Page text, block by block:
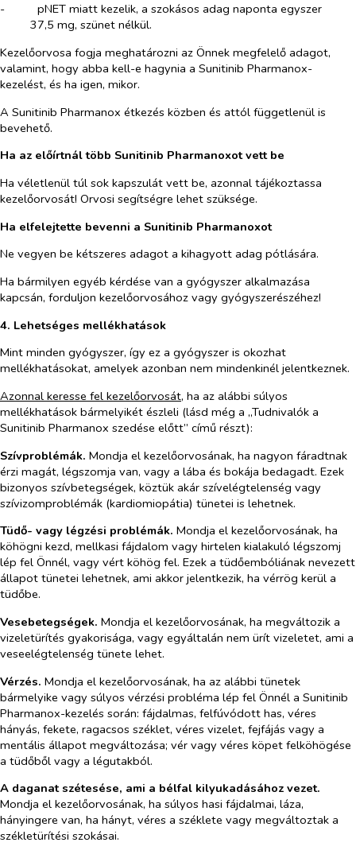
-​
pNET miatt kezelik, a szokásos adag naponta egyszer
37,5 mg, szünet nélkül.
Kezelőorvosa fogja meghatározni az Önnek megfelelő adagot,
valamint, hogy abba kell-e hagynia a Sunitinib Pharmanox-
kezelést, és ha igen, mikor.
A Sunitinib Pharmanox étkezés közben és attól függetlenül is
bevehető.
Ha az előírtnál több Sunitinib Pharmanoxot vett be
Ha véletlenül túl sok kapszulát vett be, azonnal tájékoztassa
kezelőorvosát! Orvosi segítségre lehet szüksége.
Ha elfelejtette bevenni a Sunitinib Pharmanoxot
Ne vegyen be kétszeres adagot a kihagyott adag pótlására.
Ha bármilyen egyéb kérdése van a gyógyszer alkalmazása
kapcsán, forduljon kezelőorvosához vagy gyógyszerészéhez!
4. Lehetséges mellékhatások
Mint minden gyógyszer, így ez a gyógyszer is okozhat
mellékhatásokat, amelyek azonban nem mindenkinél jelentkeznek.
Azonnal keresse fel kezelőorvosát, ha az alábbi súlyos
mellékhatások bármelyikét észleli (lásd még a „Tudnivalók a
Sunitinib Pharmanox szedése előtt” című részt):
Szívproblémák. Mondja el kezelőorvosának, ha nagyon fáradtnak
érzi magát, légszomja van, vagy a lába és bokája bedagadt. Ezek
bizonyos szívbetegségek, köztük akár szívelégtelenség vagy
szívizomproblémák (kardiomiopátia) tünetei is lehetnek.
Tüdő- vagy légzési problémák. Mondja el kezelőorvosának, ha
köhögni kezd, mellkasi fájdalom vagy hirtelen kialakuló légszomj
lép fel Önnél, vagy vért köhög fel. Ezek a tüdőembóliának nevezett
állapot tünetei lehetnek, ami akkor jelentkezik, ha vérrög kerül a
tüdőbe.
Vesebetegségek. Mondja el kezelőorvosának, ha megváltozik a
vizeletürítés gyakorisága, vagy egyáltalán nem ürít vizeletet, ami a
veseelégtelenség tünete lehet.
Vérzés. Mondja el kezelőorvosának, ha az alábbi tünetek
bármelyike vagy súlyos vérzési probléma lép fel Önnél a Sunitinib
Pharmanox-kezelés során: fájdalmas, felfúvódott has, véres
hányás, fekete, ragacsos széklet, véres vizelet, fejfájás vagy a
mentális állapot megváltozása; vér vagy véres köpet felköhögése
a tüdőből vagy a légutakból.
A daganat szétesése, ami a bélfal kilyukadásához vezet.
Mondja el kezelőorvosának, ha súlyos hasi fájdalmai, láza,
hányingere van, ha hányt, véres a széklete vagy megváltoztak a
székletürítési szokásai.